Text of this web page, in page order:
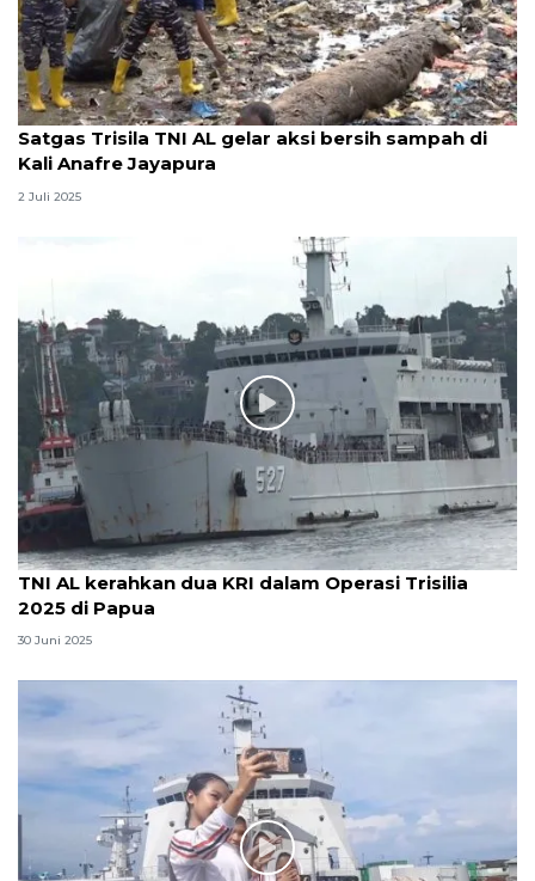
Satgas Trisila TNI AL gelar aksi bersih sampah di
Kali Anafre Jayapura
2 Juli 2025
TNI AL kerahkan dua KRI dalam Operasi Trisilia
2025 di Papua
30 Juni 2025